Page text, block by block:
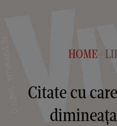
HOME >
Citate cu